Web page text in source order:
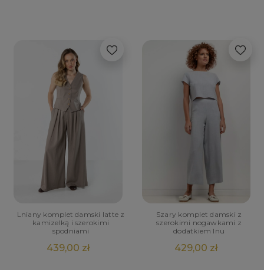
Lniany komplet damski latte z
kamizelką i szerokimi
spodniami
439,00 zł
Szary komplet damski z
szerokimi nogawkami z
dodatkiem lnu
429,00 zł